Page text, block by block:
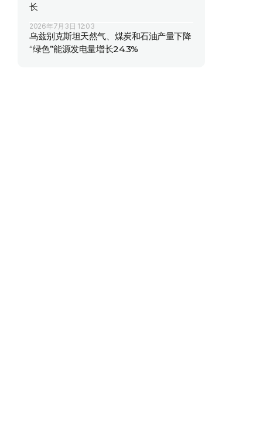
长
2026年7月3日 12:03
乌兹别克斯坦天然气、煤炭和石油产量下降
“绿色”能源发电量增长24.3%